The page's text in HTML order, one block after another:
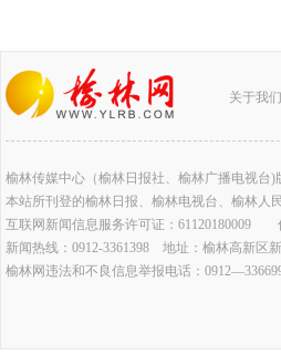
关于我们
榆林传媒中心（榆林日报社、榆林广播电视台)
本站所刊登的榆林日报、榆林电视台、榆林人
互联网新闻信息服务许可证：61120180009
新闻热线：0912-3361398 地址：榆林高新
榆林网违法和不良信息举报电话：